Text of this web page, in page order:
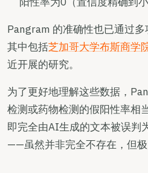
Pangram 的准确性也已通过多
其中包括芝加哥大学布斯商学
近开展的研究。
为了更好地理解这些数据，
检测或药物检测的假阳性率
即完全由AI生成的文本被误判
——虽然并非完全不存在，但极